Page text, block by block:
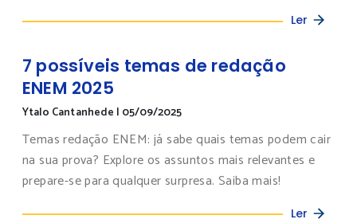
Ler
7 possíveis temas de redação
ENEM 2025
Ytalo Cantanhede | 05/09/2025
Temas redação ENEM: já sabe quais temas podem cair
na sua prova? Explore os assuntos mais relevantes e
prepare-se para qualquer surpresa. Saiba mais!
Ler